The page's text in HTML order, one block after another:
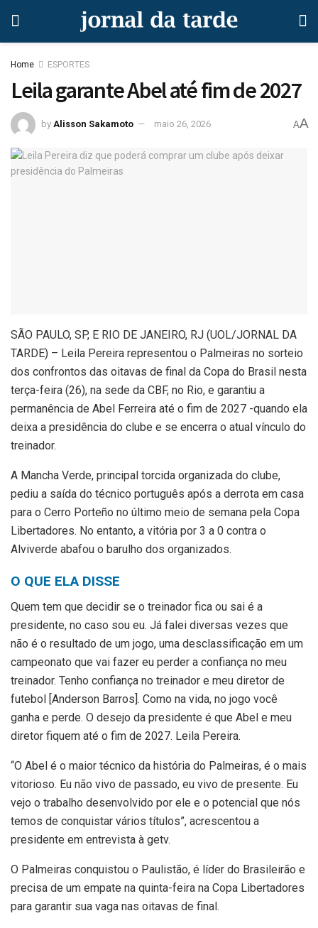
Home ESPORTES
Leila garante Abel até fim de 2027
by Alisson Sakamoto maio 26, 2026 AA
SÃO PAULO, SP, E RIO DE JANEIRO, RJ (UOL/JORNAL DA
TARDE) – Leila Pereira representou o Palmeiras no sorteio
dos confrontos das oitavas de final da Copa do Brasil nesta
terça-feira (26), na sede da CBF, no Rio, e garantiu a
permanência de Abel Ferreira até o fim de 2027 -quando ela
deixa a presidência do clube e se encerra o atual vínculo do
treinador.
A Mancha Verde, principal torcida organizada do clube,
pediu a saída do técnico português após a derrota em casa
para o Cerro Porteño no último meio de semana pela Copa
Libertadores. No entanto, a vitória por 3 a 0 contra o
Alviverde abafou o barulho dos organizados.
O QUE ELA DISSE
Quem tem que decidir se o treinador fica ou sai é a
presidente, no caso sou eu. Já falei diversas vezes que
não é o resultado de um jogo, uma desclassificação em um
campeonato que vai fazer eu perder a confiança no meu
treinador. Tenho confiança no treinador e meu diretor de
futebol [Anderson Barros]. Como na vida, no jogo você
ganha e perde. O desejo da presidente é que Abel e meu
diretor fiquem até o fim de 2027. Leila Pereira.
“O Abel é o maior técnico da história do Palmeiras, é o mais
vitorioso. Eu não vivo de passado, eu vivo de presente. Eu
vejo o trabalho desenvolvido por ele e o potencial que nós
temos de conquistar vários títulos”, acrescentou a
presidente em entrevista à getv.
O Palmeiras conquistou o Paulistão, é líder do Brasileirão e
precisa de um empate na quinta-feira na Copa Libertadores
para garantir sua vaga nas oitavas de final.